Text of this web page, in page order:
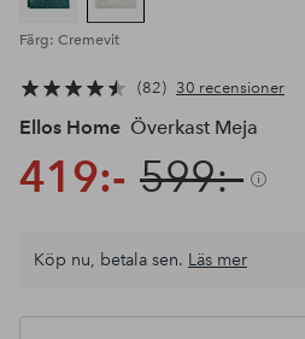
Färg: Cremevit
82 30 recensioner
Ellos Home Överkast Meja
419:- 599:-
storlek
Lägg i
Köp nu, betala sen. Läs mer